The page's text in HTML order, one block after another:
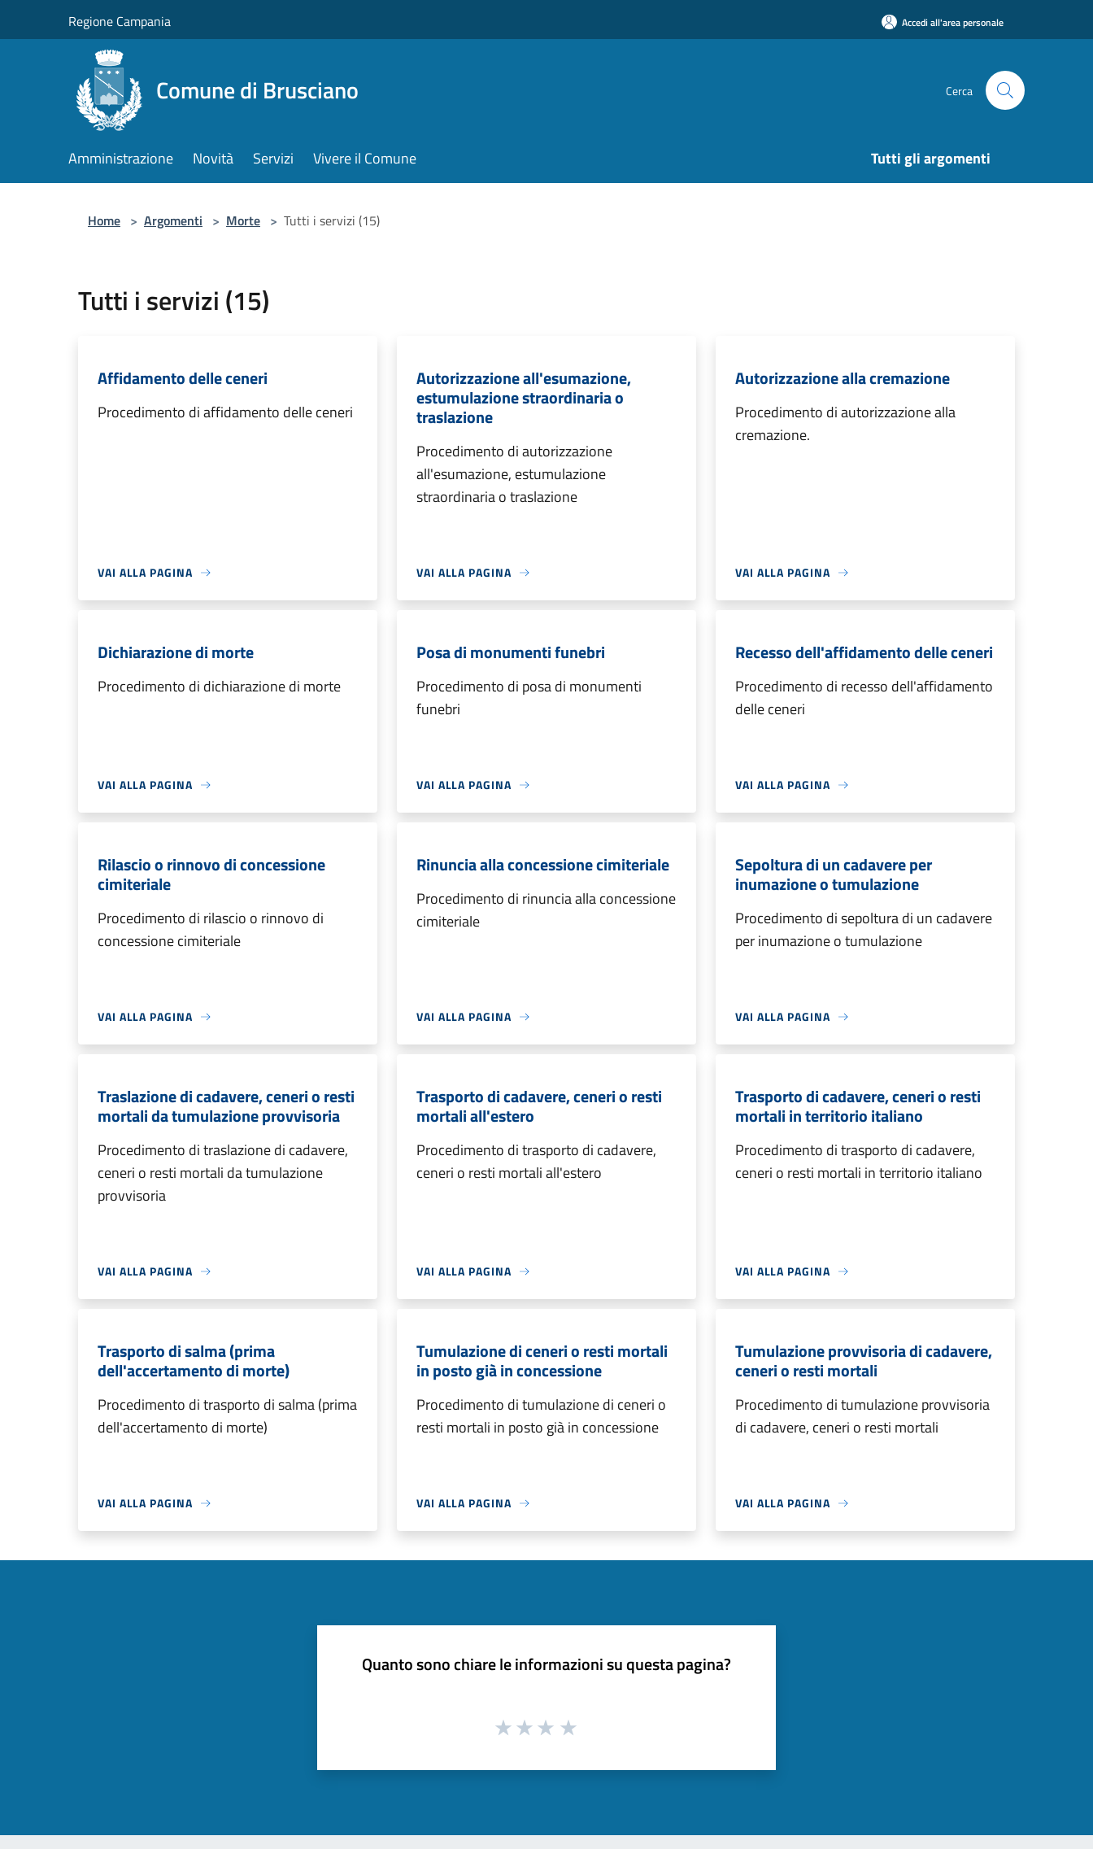
Regione Campania Accedi all'area personale
Comune di Brusciano Cerca
Amministrazione Novità Servizi Vivere il Comune Tutti gli argomenti
Home > Argomenti > Morte > Tutti i servizi (15)
Tutti i servizi (15)
Affidamento delle ceneri
Procedimento di affidamento delle ceneri
VAI ALLA PAGINA
Autorizzazione all'esumazione,
estumulazione straordinaria o
traslazione
Procedimento di autorizzazione
all'esumazione, estumulazione
straordinaria o traslazione
VAI ALLA PAGINA
Autorizzazione alla cremazione
Procedimento di autorizzazione alla
cremazione.
VAI ALLA PAGINA
Dichiarazione di morte
Procedimento di dichiarazione di morte
VAI ALLA PAGINA
Posa di monumenti funebri
Procedimento di posa di monumenti
funebri
VAI ALLA PAGINA
Recesso dell'affidamento delle ceneri
Procedimento di recesso dell'affidamento
delle ceneri
VAI ALLA PAGINA
Rilascio o rinnovo di concessione
cimiteriale
Procedimento di rilascio o rinnovo di
concessione cimiteriale
VAI ALLA PAGINA
Rinuncia alla concessione cimiteriale
Procedimento di rinuncia alla concessione
cimiteriale
VAI ALLA PAGINA
Sepoltura di un cadavere per
inumazione o tumulazione
Procedimento di sepoltura di un cadavere
per inumazione o tumulazione
VAI ALLA PAGINA
Traslazione di cadavere, ceneri o resti
mortali da tumulazione provvisoria
Procedimento di traslazione di cadavere,
ceneri o resti mortali da tumulazione
provvisoria
VAI ALLA PAGINA
Trasporto di cadavere, ceneri o resti
mortali all'estero
Procedimento di trasporto di cadavere,
ceneri o resti mortali all'estero
VAI ALLA PAGINA
Trasporto di cadavere, ceneri o resti
mortali in territorio italiano
Procedimento di trasporto di cadavere,
ceneri o resti mortali in territorio italiano
VAI ALLA PAGINA
Trasporto di salma (prima
dell'accertamento di morte)
Procedimento di trasporto di salma (prima
dell'accertamento di morte)
VAI ALLA PAGINA
Tumulazione di ceneri o resti mortali
in posto già in concessione
Procedimento di tumulazione di ceneri o
resti mortali in posto già in concessione
VAI ALLA PAGINA
Tumulazione provvisoria di cadavere,
ceneri o resti mortali
Procedimento di tumulazione provvisoria
di cadavere, ceneri o resti mortali
VAI ALLA PAGINA
Quanto sono chiare le informazioni su questa pagina?